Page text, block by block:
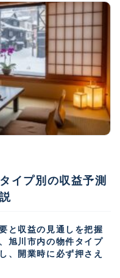
イプ別の収益予測
と収益の見通しを把握
旭川市内の物件タイプ
、開業時に必ず押さえ